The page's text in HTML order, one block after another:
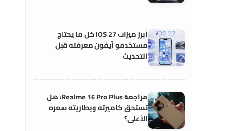
أبرز ميزات iOS 27 كل ما يحتاج
مستخدمو آيفون معرفته قبل
التحديث
مراجعة Realme 16 Pro Plus: هل
تستحق كاميرته وبطاريته سعره
الأعلى؟